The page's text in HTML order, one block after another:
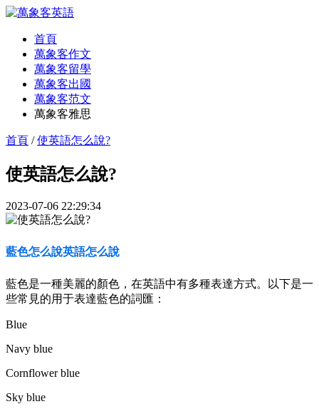
首頁
萬象客作文
萬象客留學
萬象客出國
萬象客范文
萬象客雅思
首頁 /使英語怎么說?
使英語怎么說?
2023-07-06 22:29:34
藍色怎么說英語怎么說
藍色是一種美麗的顏色，在英語中有多種表達方式。以下是一
些常見的用于表達藍色的詞匯：
Blue
Navy blue
Cornflower blue
Sky blue